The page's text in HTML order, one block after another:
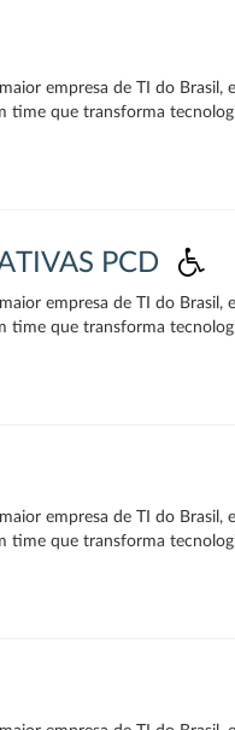
empresa de TI do Brasil,
time que transforma
PCD
empresa de TI do Brasil,
time que transforma
empresa de TI do Brasil,
time que transforma